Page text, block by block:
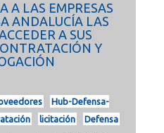
A LAS EMPRESAS
ANDALUCÍA LAS
A SUS
Y
Hub-Defensa-
licitación Defensa